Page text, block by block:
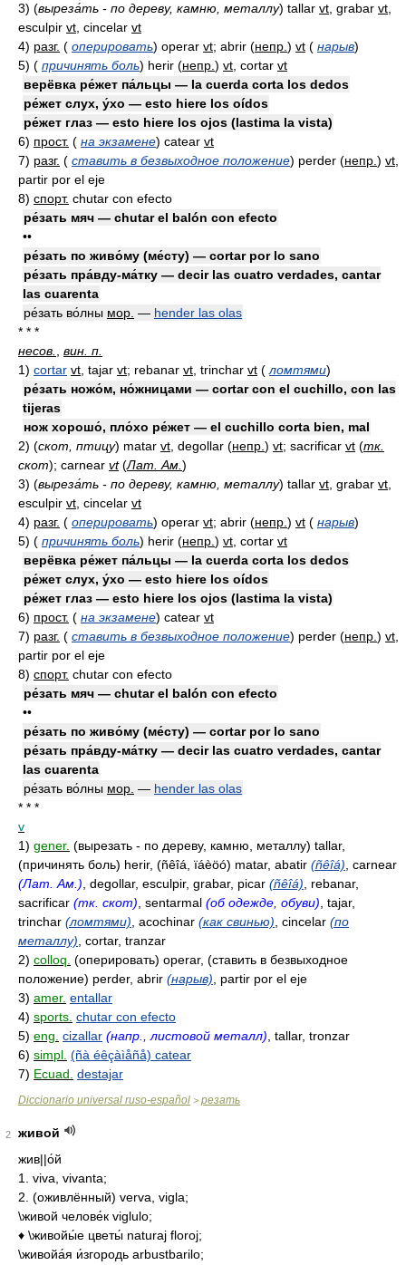
3) (выреза́ть - по дереву, камню, металлу) tallar vt , grabar vt
esculpir vt , cincelar vt
4) разг. ( оперировать) operar vt; abrir (непр. ) vt ( нарыв)
5) ( причинять боль) herir (непр. ) vt , cortar vt
верёвка ре́жет па́льцы — la cuerda corta los dedos
ре́жет слух, у́хо — esto hiere los oídos
ре́жет глаз — esto hiere los ojos (lastima la vista)
6) прост. ( на экзамене) catear vt
7) разг. ( ставить в безвыходное положение) perder (непр. ) vt
partir por el eje
8) спорт. chutar con efecto
ре́зать мяч — chutar el balón con efecto
••
ре́зать по живо́му (ме́сту) — cortar por lo sano
ре́зать пра́вду-ма́тку — decir las cuatro verdades, cantar
las cuarenta
ре́зать во́лны мор. — hender las olas
* * *
несов.
вин. п.
1) cortar vt , tajar vt; rebanar vt , trinchar vt ( ломтями)
ре́зать ножо́м, но́жницами — cortar con el cuchillo, con las
tijeras
нож хорошо́, пло́хо ре́жет — el cuchillo corta bien, mal
2) (скот, птицу) matar vt , degollar (непр. ) vt; sacrificar vt (тк.
скот); carnear vt(Лат. Ам. )
3) (выреза́ть - по дереву, камню, металлу) tallar vt , grabar vt
esculpir vt , cincelar vt
4) разг. ( оперировать) operar vt; abrir (непр. ) vt ( нарыв)
5) ( причинять боль) herir (непр. ) vt , cortar vt
верёвка ре́жет па́льцы — la cuerda corta los dedos
ре́жет слух, у́хо — esto hiere los oídos
ре́жет глаз — esto hiere los ojos (lastima la vista)
6) прост. ( на экзамене) catear vt
7) разг. ( ставить в безвыходное положение) perder (непр. ) vt
partir por el eje
8) спорт. chutar con efecto
ре́зать мяч — chutar el balón con efecto
••
ре́зать по живо́му (ме́сту) — cortar por lo sano
ре́зать пра́вду-ма́тку — decir las cuatro verdades, cantar
las cuarenta
ре́зать во́лны мор. — hender las olas
* * *
v
1) gener. (вырезать - по дереву, камню, металлу) tallar,
(причинять боль) herir, (ñêîá, ïáèöó) matar, abatir (ñêîá) , carnear
(Лат. Ам.) , degollar, esculpir, grabar, picar (ñêîá) , rebanar,
sacrificar (тк. скот) , sentarmal (об одежде, обуви) , tajar,
trinchar (ломтями) , acochinar (как свинью) , cincelar (по
металлу) , cortar, tranzar
2) colloq. (оперировать) operar, (ставить в безвыходное
положение) perder, abrir (нарыв) , partir por el eje
3) amer. entallar
4) sports. chutar con efecto
5) eng. cizallar (напр., листовой металл) , tallar, tronzar
6) simpl. (ñà éêçàìåñå) catear
7) Ecuad. destajar
Diccionario universal ruso-español > резать
2
живой
жив||о́й
1. viva, vivanta;
2. (оживлённый) verva, vigla;
\живой челове́к viglulo;
♦ \живойы́е цветы́ naturaj floroj;
\живойа́я и́згородь arbustbarilo;